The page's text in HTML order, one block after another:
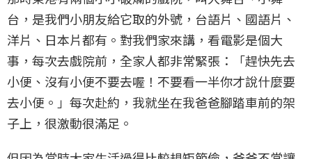
台，是我們小朋友給它取的外號，台語片、國語片、
洋片、日本片都有。對我們家來講，看電影是個大
事，每次去戲院前，全家人都非常緊張：「趕快先去
小便、沒有小便不要去喔！不要看一半你才說什麼要
去小便。」每次赴約，我就坐在我爸爸腳踏車前的架
子上，很激動很滿足。